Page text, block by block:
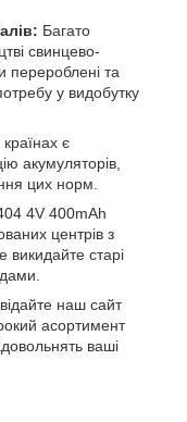
Багато
свинцево-
перероблені та
у видобутку
є
акумуляторів,
цих норм.
4V 400mAh
центрів з
викидайте старі
наш сайт
асортимент
ваші